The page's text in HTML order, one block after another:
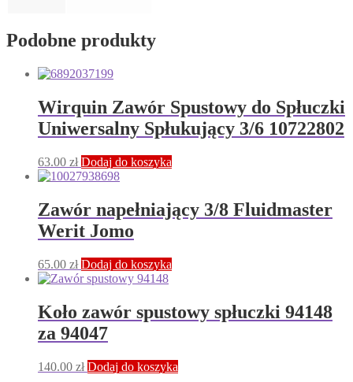
Podobne produkty
Wirquin Zawór Spustowy do Spłuczki
Uniwersalny Spłukujący 3/6 10722802
63.00 zł Dodaj do koszyka
Zawór napełniający 3/8 Fluidmaster
Werit Jomo
65.00 zł Dodaj do koszyka
Koło zawór spustowy spłuczki 94148
za 94047
140.00 zł Dodaj do koszyka